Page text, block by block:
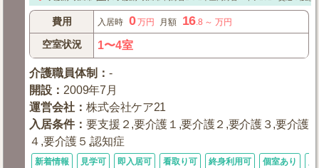
費用 入居時 0万円 月額 16.8 ～ 万円
空室状況 1〜4室
介護職員体制 ：-
開設 ： 2009年7月
運営会社 ：株式会社ケア21
入居条件：要支援２,要介護１,要介護２,要介護３,要介護
４,要介護５,認知症
新着情報 見学可 即入居可 看取り可 終身利用可 個室あり